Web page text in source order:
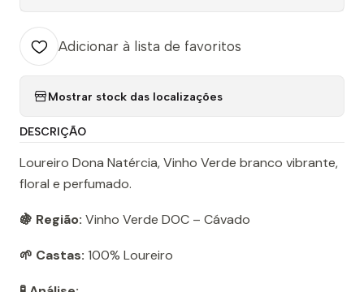
Adicionar à lista de favoritos
Mostrar stock das localizações
DESCRIÇÃO
Loureiro Dona Natércia, Vinho Verde branco vibrante,
floral e perfumado.
🍇 Região: Vinho Verde DOC – Cávado
🌱 Castas: 100% Loureiro